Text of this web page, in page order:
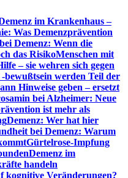
im Krankenhaus –
Was Demenzprävention
Demenz: Wenn die
das RisikoMenschen mit
– sie wehren sich gegen
bewußtsein werden Teil der
Hinweise geben – ersetzt
bei Alzheimer: Neue
ist mehr als
Demenz: Wer hat hier
bei Demenz: Warum
Gürtelrose-Impfung
Demenz im
handeln
kognitive Veränderungen?